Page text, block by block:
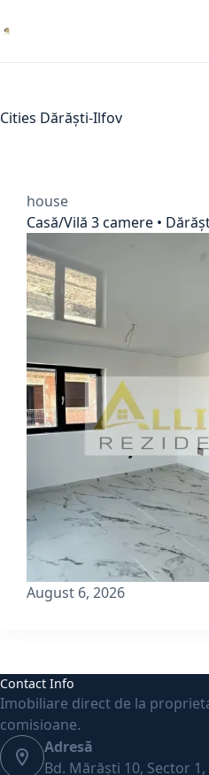
to
Cities Dărăști-Ilfov
house
Casă/Vilă 3 camere •
August 6, 2026
Contact Info
Imobiliare direct de la
comisioane.
Adresă
Bd. Mărăști 10, Sector